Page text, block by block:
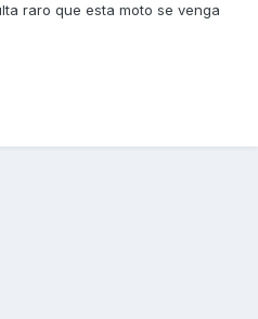
raro que esta moto se venga